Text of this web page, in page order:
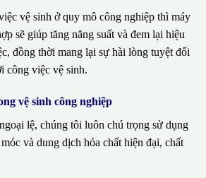
vệ sinh ở quy mô công nghiệp thì máy
sẽ giúp tăng năng suất và đem lại hiệu
đồng thời mang lại sự hài lòng tuyệt đối
công việc vệ sinh.
vệ sinh công nghiệp
lệ, chúng tôi luôn chú trọng sử dụng
và dung dịch hóa chất hiện đại, chất